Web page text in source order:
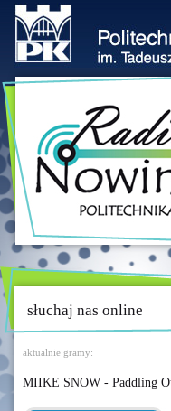
słuchaj nas online
aktualnie gramy:
MIIKE SNOW - Paddling